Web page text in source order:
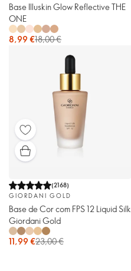
Base Illuskin Glow Reflective THE
ONE
8,99 €18,00 €
(2168)
GIORDANI GOLD
Base de Cor com FPS 12 Liquid Silk
Giordani Gold
11,99 €23,00 €